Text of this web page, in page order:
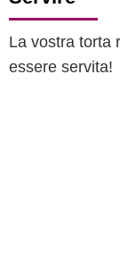
La vostra torta
essere servita!